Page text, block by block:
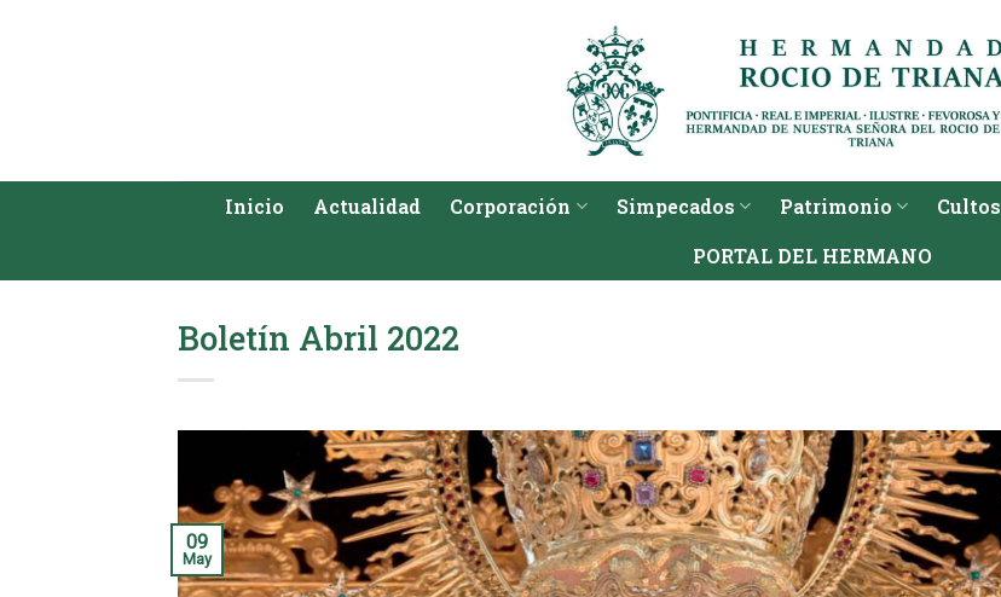
Inicio Actualidad Corporación Simpecados Patrimonio Cultos
PORTAL DEL HERMANO
Boletín Abril 2022
09
May